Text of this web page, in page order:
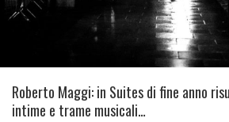
Roberto Maggi: in Suites di fine anno
intime e trame musicali…